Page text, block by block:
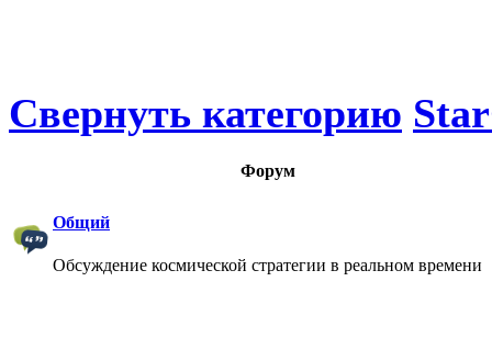
Свернуть категорию
Форум
Общий
Обсуждение космической стратегии в реальном времени